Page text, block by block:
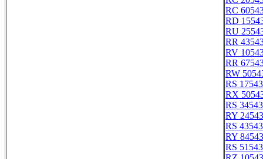
RC
RD
RU
RR
RV
RR
RW
RS 17543
RX
RS 34543
RY 24543
RS 43543
RY 84543
RS 51543